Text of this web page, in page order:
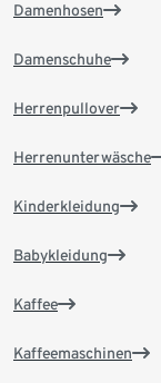
Damenhosen
Damenschuhe
Herrenpullover
Herrenunterwäsche
Kinderkleidung
Babykleidung
Kaffee
Kaffeemaschinen